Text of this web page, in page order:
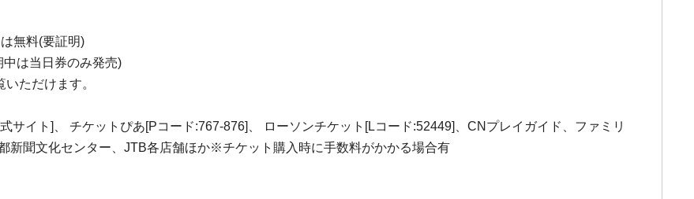
無料(要証明)
は当日券のみ発売)
ただけます。
サイト]、 チケットぴあ[Pコード:767-876]、 ローソンチケット[Lコード:52449]、CNプレイガイド、ファミリ
新聞文化センター、JTB各店舗ほか※チケット購入時に手数料がかかる場合有